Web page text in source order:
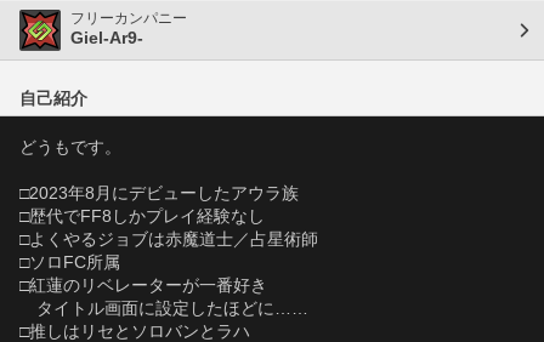
フリーカンパニー
Giel-Ar9-
自己紹介
どうもです。
□2023年8月にデビューしたアウラ族
□歴代でFF8しかプレイ経験なし
□よくやるジョブは赤魔道士／占星術師
□ソロFC所属
□紅蓮のリベレーターが一番好き
タイトル画面に設定したほどに……
□推しはリセとソロバンとラハ